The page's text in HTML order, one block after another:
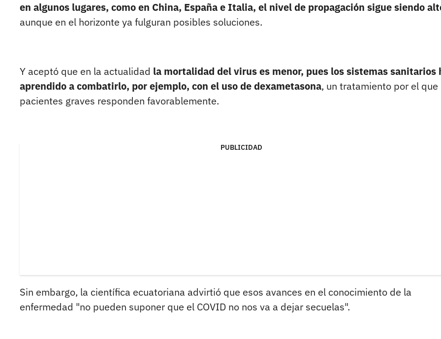
en algunos lugares, como en China, España e Italia, el nivel de propagación sigue siendo
aunque en el horizonte ya fulguran posibles soluciones.
Y aceptó que en la actualidad la mortalidad del virus es menor, pues los sistemas sanitarios
aprendido a combatirlo, por ejemplo, con el uso de dexametasona, un tratamiento por el que
pacientes graves responden favorablemente.
PUBLICIDAD
Sin embargo, la científica ecuatoriana advirtió que esos avances en el conocimiento de la
enfermedad "no pueden suponer que el COVID no nos va a dejar secuelas".